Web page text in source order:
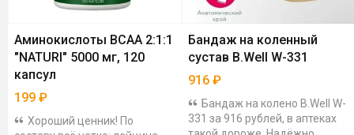
Аминокислоты BCAA 2:1:1
"NATURI" 5000 мг, 120
капсул
199 ₽
Хороший ценник! По
Бандаж на коленный
сустав B.Well W-331
916 ₽
Бандаж на колено B.Well W-
331 за 916 рублей, в аптеках